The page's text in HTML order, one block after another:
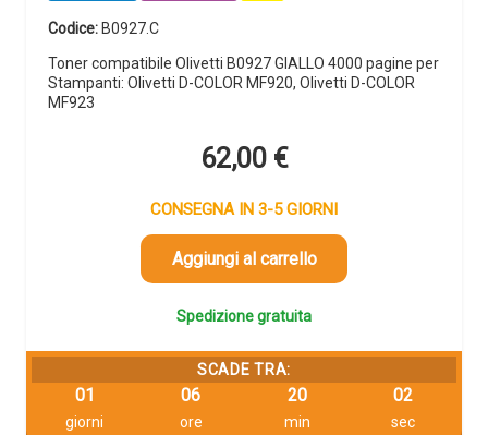
Codice:B0927.C
Toner compatibile Olivetti B0927 GIALLO 4000 pagine per
Stampanti: Olivetti D-COLOR MF920, Olivetti D-COLOR
MF923
62,00 €
CONSEGNA IN 3-5 GIORNI
Aggiungi al carrello
Spedizione gratuita
SCADE TRA:
01
giorni
06
ore
20
min
01
sec